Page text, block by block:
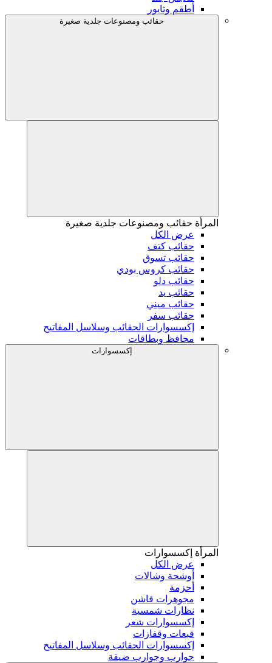
أطقم وتايور
حقائب ومصنوعات جلدية صغيرة
المرأة حقائب ومصنوعات جلدية صغيرة
عرض الكل
حقائب كتف
حقائب تسوق
حقائب كروس بودي
حقائب دلو
حقائب يد
حقائب ميني
حقائب سفر
إكسسوارات الحقائب وسلاسل المفاتيح
محافظ وبطاقات
إكسسوارات
المرأة إكسسوارات
عرض الكل
أوشحة وشالات
أحزمة
مجوهرات فاشن
نظارات شمسية
إكسسوارات شعر
قبعات وقفازات
إكسسوارات الحقائب وسلاسل المفاتيح
جوارب وجوارب ضيقة